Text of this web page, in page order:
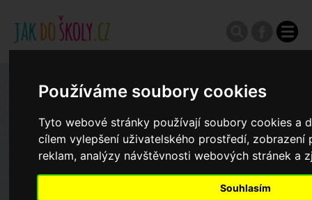
Používáme soubory cookies
Tyto webové stránky používají soubory cookies a
cílem vylepšení uživatelského prostředí, zobrazení
reklam, analýzy návštěvnosti webových stránek a
Souhlasím
Zápisy do ZŠ 2026/27
Výroční zprávy
Spádové oblasti ZŠ